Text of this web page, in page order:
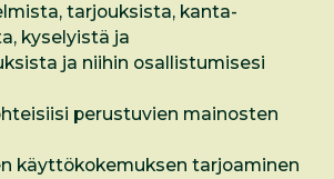
tarjouksista, kanta-
kyselyistä ja
ja niihin osallistumisesi
perustuvien mainosten
käyttökokemuksen tarjoaminen